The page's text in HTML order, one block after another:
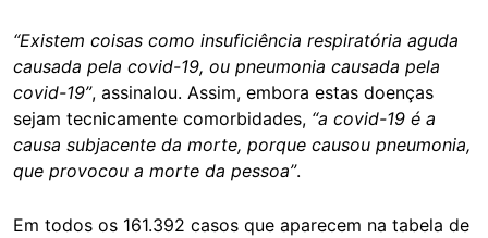
“Existem coisas como insuficiência respiratória aguda
causada pela covid-19, ou pneumonia causada pela
covid-19”, assinalou. Assim, embora estas doenças
sejam tecnicamente comorbidades, “a covid-19 é a
causa subjacente da morte, porque causou pneumonia,
que provocou a morte da pessoa”.
Em todos os 161.392 casos que aparecem na tabela de